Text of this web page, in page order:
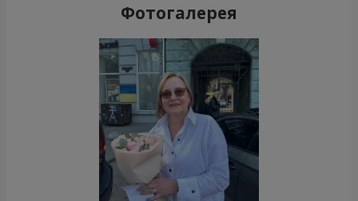
Фотогалерея